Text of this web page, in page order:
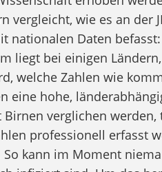
vergleicht, wie es an der
nationalen Daten
liegt bei einigen
welche Zahlen wie
eine hohe,
verglichen
professionell erfasst
kann im Moment